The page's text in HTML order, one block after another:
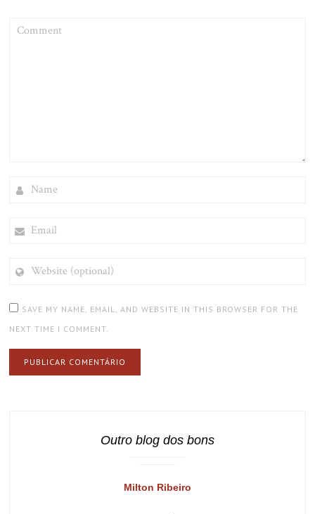
(OPTIONAL)
SAVE MY NAME, EMAIL, AND WEBSITE IN THIS BROWSER FOR THE
NEXT TIME I COMMENT.
Outro blog dos bons
Milton Ribeiro